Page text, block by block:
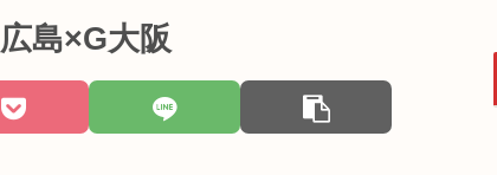
島×G大阪